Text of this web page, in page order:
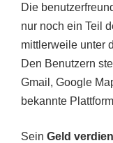
Die
nur noch ein Teil
mittlerweile unter
Den Benutzern
Gmail, Google
bekannte
Sein Geld